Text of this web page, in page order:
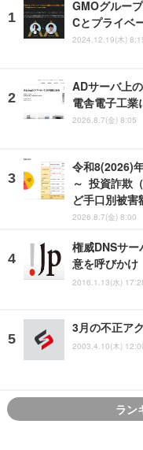
GMOグルー
Cとプライベ
2024.12.19(木)
ADサーバ上
電舎電子工業
2026.8.7(金) 8:05
令和8(2026)
～ 投資詐欺
ど手口別被害
2026.8.7(金) 8:00
権威DNSサ
意を呼びかけ
2016.1.13(水)
3月の不正ア
2003.4.10(木)
ラン